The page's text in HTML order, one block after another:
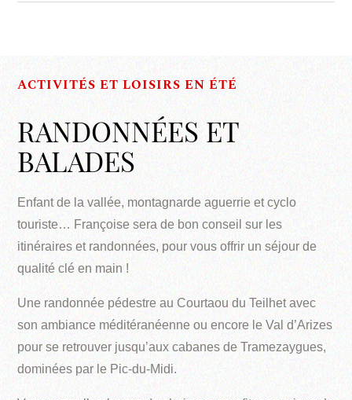
ACTIVITÉS ET LOISIRS EN ÉTÉ
RANDONNÉES ET
BALADES
Enfant de la vallée, montagnarde aguerrie et cyclo
touriste… Françoise sera de bon conseil sur les
itinéraires et randonnées, pour vous offrir un séjour de
qualité clé en main !
Une randonnée pédestre au Courtaou du Teilhet avec
son ambiance méditéranéenne ou encore le Val d’Arizes
pour se retrouver jusqu’aux cabanes de Tramezaygues,
dominées par le Pic-du-Midi.